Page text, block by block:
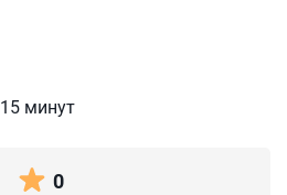
15 минут
0